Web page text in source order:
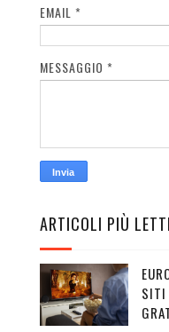
EMAIL *
MESSAGGIO *
ARTICOLI PIÙ LETTI
SITI